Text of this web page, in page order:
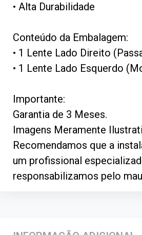
• Alta Durabilidade
Conteúdo da Embalagem:
• 1 Lente Lado Direito
• 1 Lente Lado Esquerdo
Importante:
Garantia de 3 Meses.
Imagens Meramente
Recomendamos que a
um profissional
responsabilizamos pelo